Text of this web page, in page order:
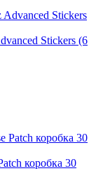
Stickers (6
коробка 30